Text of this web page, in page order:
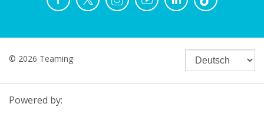
© 2026 Teaming
Powered by: